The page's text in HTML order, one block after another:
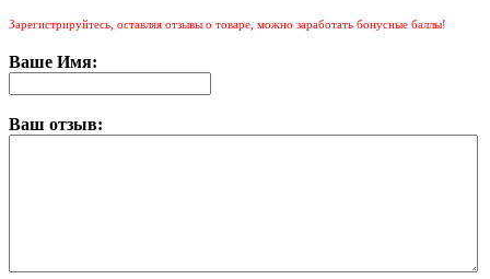
Зарегистрируйтесь, оставляя отзывы о товаре, можно заработать бонусные баллы!
Ваше Имя:
Ваш отзыв: